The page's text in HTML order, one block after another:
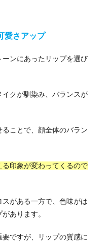
愛さアップ
ンにあったリップを選び
クが馴染み、バランスが
ことで、顔全体のバラン
る印象が変わってくるので
がある一方で、色味がは
あります。
ですが、リップの質感に